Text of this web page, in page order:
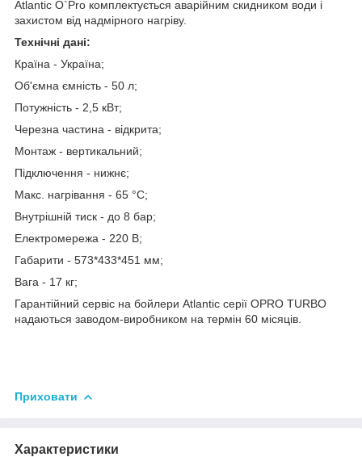
Atlantic O`Pro комплектується аварійним скидником води і
захистом від надмірного нагріву.
Технічні дані:
Країна - Україна;
Об'ємна ємність - 50 л;
Потужність - 2,5 кВт;
Черезна частина - відкрита;
Монтаж - вертикальний;
Підключення - нижнє;
Макс. нагрівання - 65 °С;
Внутрішній тиск - до 8 бар;
Електромережа - 220 В;
Габарити - 573*433*451 мм;
Вага - 17 кг;
Гарантійний сервіс на бойлери Atlantic серії OPRO TURBO
надаються заводом-виробником на термін 60 місяців.
Приховати
Характеристики